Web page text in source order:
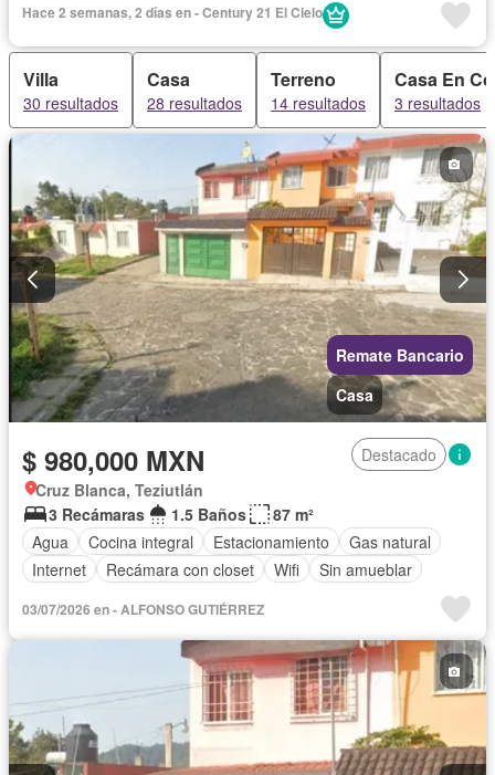
Hace 2 semanas, 2 días en - Century 21 El Cielo
Villa
30 resultados
Casa
28 resultados
Terreno
14 resultados
Casa En
3 resultados
Remate Bancario
Casa
$ 980,000 MXN
Destacado
Cruz Blanca, Teziutlán
3 Recámaras
1.5 Baños
87 m²
Agua
Cocina integral Estacionamiento
Gas natural
Internet
Recámara con closet Wifi Sin amueblar
03/07/2026 en - ALFONSO GUTIÉRREZ